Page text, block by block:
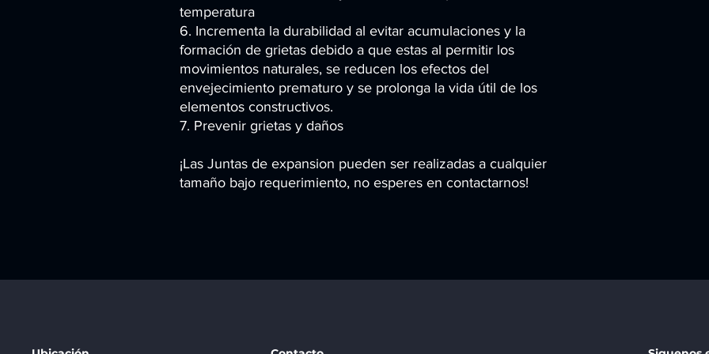
temperatura
6. Incrementa la durabilidad al evitar acumulaciones y la
formación de grietas debido a que estas al permitir los
movimientos naturales, se reducen los efectos del
envejecimiento prematuro y se prolonga la vida útil de los
elementos constructivos.
7. Prevenir grietas y daños
¡Las Juntas de expansion pueden ser realizadas a cualquier
tamaño bajo requerimiento, no esperes en contactarnos!